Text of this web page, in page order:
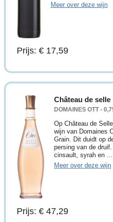
Meer over deze wijn
Prijs: € 17,59
Château de selle
DOMAINES OTT -
Op Château de
wijn van Domaines
Grain. Dit duidt op
persing van de
cinsault, syrah en ...
Meer over deze wijn
Prijs: € 47,29